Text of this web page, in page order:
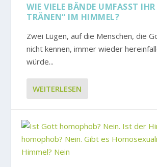
WIE VIELE BÄNDE UMFASST IHR
RÄNEN“ IM HIMMEL?
Zwei Lügen, auf die Menschen, die
nicht kennen, immer wieder
würde...
WEITERLESEN